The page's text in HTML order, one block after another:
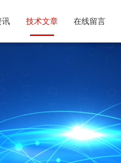
讯 技术文章 在线留言